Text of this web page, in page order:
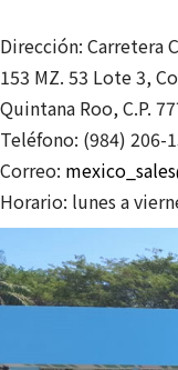
Dirección: Carretera
153 MZ. 53 Lote 3,
Quintana Roo, C.P.
Teléfono: (984) 206-
Correo:
Horario: lunes a